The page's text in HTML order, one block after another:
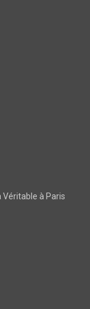
Véritable à Paris